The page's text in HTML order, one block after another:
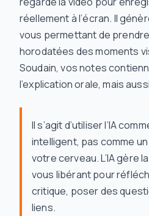
réellement à l’écran. Il
vous permettant de
horodatées des moments
Soudain, vos notes
l’explication orale, mais
Il s’agit d’utiliser l’IA
intelligent, pas comme
votre cerveau. L’IA gère
vous libérant pour
critique, poser des
liens.